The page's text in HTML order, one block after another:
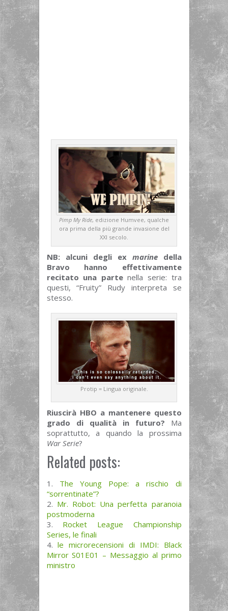
Pimp My Ride, edizione Humvee, qualche
ora prima della più grande invasione del
XXI secolo.
NB: alcuni degli ex marinedella
Bravo hanno effettivamente
recitato una partenella serie: tra
questi, “Fruity” Rudy interpreta se
stesso.
Protip = Lingua originale.
Riuscirà HBO a mantenere questo
grado di qualità in futuro? Ma
soprattutto, a quando la prossima
War Serie?
Related posts:
The Young Pope: a rischio di
“sorrentinate”?
Mr. Robot: Una perfetta paranoia
postmoderna
Rocket League Championship
Series, le finali
le microrecensioni di IMDI: Black
Mirror S01E01 – Messaggio al primo
ministro